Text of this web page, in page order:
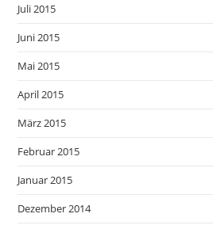
Juli 2015
Juni 2015
Mai 2015
April 2015
März 2015
Februar 2015
Januar 2015
Dezember 2014